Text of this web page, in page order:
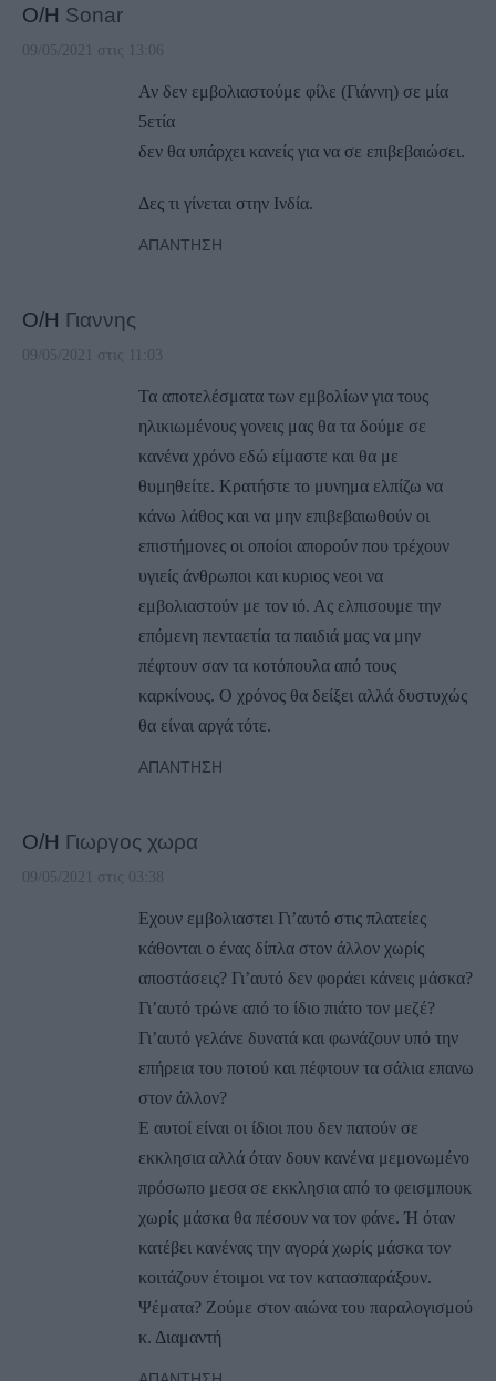
Ο/Η Sonar
09/05/2021 στις 13:06
Αν δεν εμβολιαστούμε φίλε (Γιάννη) σε μία
5ετία
δεν θα υπάρχει κανείς για να σε επιβεβαιώσει.
Δες τι γίνεται στην Ινδία.
ΑΠΆΝΤΗΣΗ
Ο/Η Γιαννης
09/05/2021 στις 11:03
Τα αποτελέσματα των εμβολίων για τους
ηλικιωμένους γονεις μας θα τα δούμε σε
κανένα χρόνο εδώ είμαστε και θα με
θυμηθείτε. Κρατήστε το μυνημα ελπίζω να
κάνω λάθος και να μην επιβεβαιωθούν οι
επιστήμονες οι οποίοι απορούν που τρέχουν
υγιείς άνθρωποι και κυριος νεοι να
εμβολιαστούν με τον ιό. Ας ελπισουμε την
επόμενη πενταετία τα παιδιά μας να μην
πέφτουν σαν τα κοτόπουλα από τους
καρκίνους. Ο χρόνος θα δείξει αλλά δυστυχώς
θα είναι αργά τότε.
ΑΠΆΝΤΗΣΗ
Ο/Η Γιωργος χωρα
09/05/2021 στις 03:38
Εχουν εμβολιαστει Γι’αυτό στις πλατείες
κάθονται ο ένας δίπλα στον άλλον χωρίς
αποστάσεις? Γι’αυτό δεν φοράει κάνεις μάσκα?
Γι’αυτό τρώνε από το ίδιο πιάτο τον μεζέ?
Γι’αυτό γελάνε δυνατά και φωνάζουν υπό την
επήρεια του ποτού και πέφτουν τα σάλια επανω
στον άλλον?
Ε αυτοί είναι οι ίδιοι που δεν πατούν σε
εκκλησια αλλά όταν δουν κανένα μεμονωμένο
πρόσωπο μεσα σε εκκλησια από το φεισμπουκ
χωρίς μάσκα θα πέσουν να τον φάνε. Ή όταν
κατέβει κανένας την αγορά χωρίς μάσκα τον
κοιτάζουν έτοιμοι να τον κατασπαράξουν.
Ψέματα? Ζούμε στον αιώνα του παραλογισμού
κ. Διαμαντή